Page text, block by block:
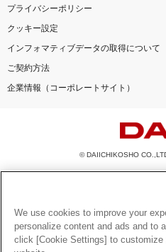
プライバシーポリシー
クッキー設定
インフォマティブデータの取得について
ご契約方法
企業情報（コーポレートサイト）
© DAIICHIKOSHO
このサイトに掲載されている一切の文章・
を問わず、著作権法の定める範囲を超えて
とを禁じます。
楽曲及びコンテンツは、機種によりご利用
楽曲及びコンテンツの配信日、配信内容が
We use cookies to improve your
personalize content and ads and to
click [Cookie Settings] to